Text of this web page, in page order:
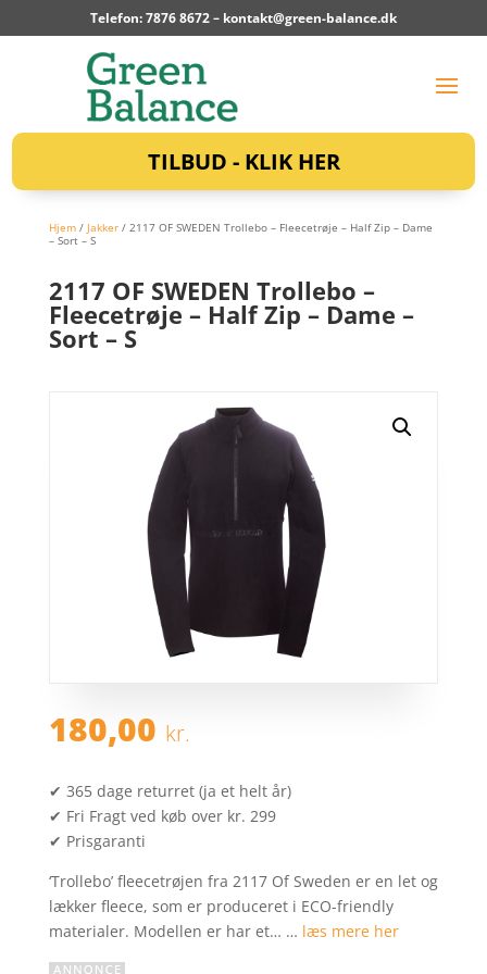
Telefon: 7876 8672 – kontakt@green-balance.dk
TILBUD - KLIK HER
Hjem/ Jakker/ 2117 OF SWEDEN Trollebo – Fleecetrøje – Half Zip – Dame
– Sort – S
2117 OF SWEDEN Trollebo –
Fleecetrøje – Half Zip – Dame –
Sort – S
180,00 kr.
✔ 365 dage returret (ja et helt år)
✔ Fri Fragt ved køb over kr. 299
✔ Prisgaranti
‘Trollebo’ fleecetrøjen fra 2117 Of Sweden er en let og
lækker fleece, som er produceret i ECO-friendly
materialer. Modellen er har et… … læs mere her